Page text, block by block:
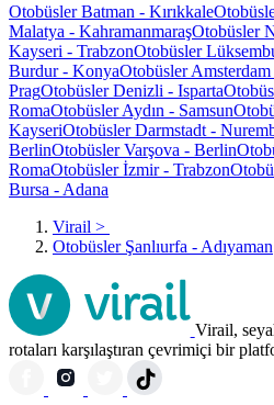
Otobüsler Batman - Kırıkkale
Malatya - KahramanmaraşOtobüsler
Kayseri - TrabzonOtobüsler
Burdur - KonyaOtobüsler Amsterdam
PragOtobüsler Denizli - Isparta
RomaOtobüsler Aydın - Samsun
KayseriOtobüsler Darmstadt -
BerlinOtobüsler Varşova - Berlin
RomaOtobüsler İzmir - Trabzon
Bursa - Adana
Virail >
Otobüsler Şanlıurfa - Adıyaman
Virail,
rotaları karşılaştıran çevrimiçi bir